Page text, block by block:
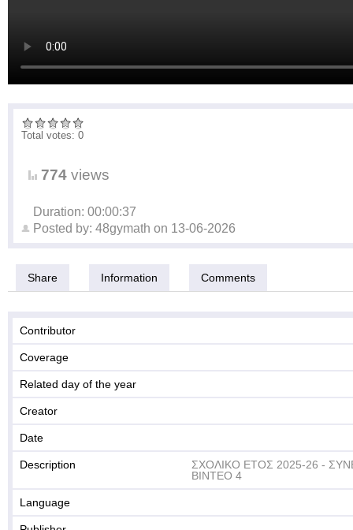
Total votes: 0
774 views
Duration: 00:00:37
Posted by: 48gymath on 13-06-2026
Share Information Comments
Contributor
Coverage
Related day of the year
Creator
Date
Description
ΣΧΟΛΙΚΟ ΕΤΟΣ 2025-26 -
ΒΙΝΤΕΟ 4
Language